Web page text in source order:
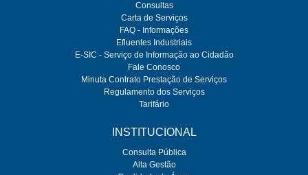
Consultas
Carta de Serviços
FAQ - Informações
Efluentes Industriais
E-SIC - Serviço de Informação ao Cidadão
Fale Conosco
Minuta Contrato Prestação de Serviços
Regulamento dos Serviços
Tarifário
INSTITUCIONAL
Consulta Pública
Alta Gestão